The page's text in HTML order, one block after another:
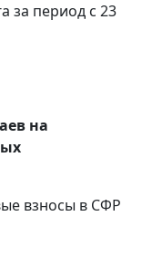
за период с 23
на
взносы в СФР